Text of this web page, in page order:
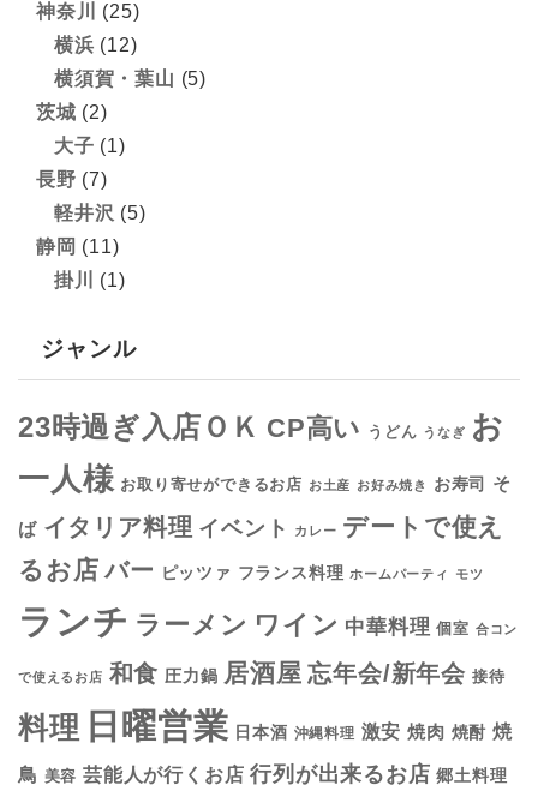
神奈川
(25)
横浜 (12)
横須賀・葉山 (5)
茨城 (2)
大子 (1)
長野 (7)
軽井沢 (5)
静岡 (11)
掛川
(1)
ジャンル
23時過ぎ入店ＯＫ CP高い うどん うなぎ お
一人様 お取り寄せができるお店 お土産 お好み焼き お寿司 そ
ば イタリア料理 イベント カレー デートで使え
るお店 バー ピッツァ フランス料理 ホームパーティ モツ
ランチ ラーメン ワイン 中華料理 個室 合コン
で使えるお店 和食 圧力鍋 居酒屋 忘年会/新年会 接待
料理 日曜営業 日本酒 沖縄料理 激安 焼肉 焼酎 焼
鳥 美容 芸能人が行くお店 行列が出来るお店 郷土料理